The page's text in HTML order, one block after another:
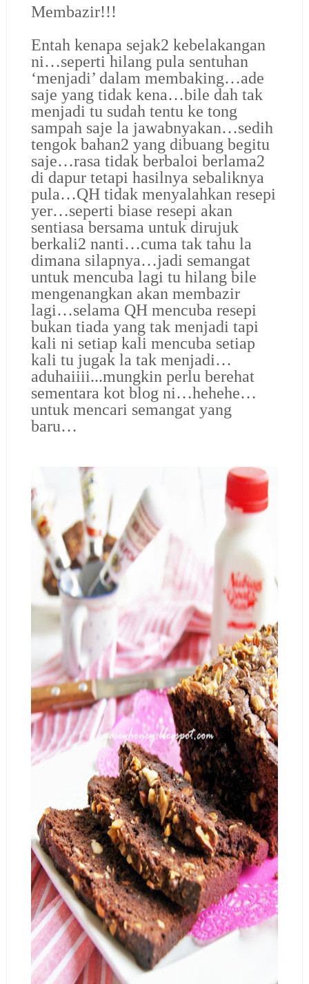
Membazir!!!
Entah kenapa sejak2 kebelakangan
ni…seperti hilang pula sentuhan
‘menjadi’ dalam membaking…ade
saje yang tidak kena…bile dah tak
menjadi tu sudah tentu ke tong
sampah saje la jawabnyakan…sedih
tengok bahan2 yang dibuang begitu
saje…rasa tidak berbaloi berlama2
di dapur tetapi hasilnya sebaliknya
pula…QH tidak menyalahkan resepi
yer…seperti biase resepi akan
sentiasa bersama untuk dirujuk
berkali2 nanti…cuma tak tahu la
dimana silapnya…jadi semangat
untuk mencuba lagi tu hilang bile
mengenangkan akan membazir
lagi…selama QH mencuba resepi
bukan tiada yang tak menjadi tapi
kali ni setiap kali mencuba setiap
kali tu jugak la tak menjadi…
aduhaiiii...mungkin perlu berehat
sementara kot blog ni…hehehe…
untuk mencari semangat yang
baru…